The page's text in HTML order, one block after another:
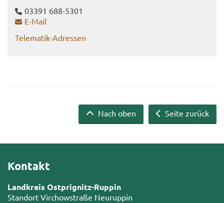
03391 688-​5301
E-​Mail
Telematik-​Adressen
Seite zurück
Nach oben
Kontakt
Landkreis Ostprignitz-Ruppin
Standort Virchowstraße Neuruppin